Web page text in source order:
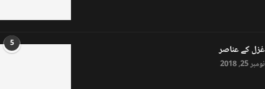
5 غزل کے عناصر
نومبر 25, 2018